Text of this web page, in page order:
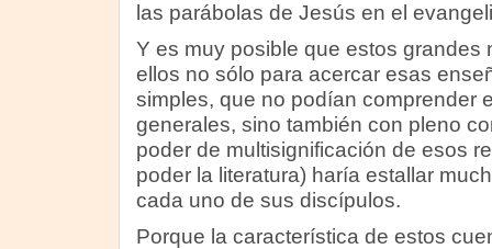
las parábolas de Jesús en el
Y es muy posible que estos grandes
ellos no sólo para acercar esas
simples, que no podían comprender
generales, sino también con pleno
poder de multisignificación de esos
poder la literatura) haría estallar
cada uno de sus discípulos.
Porque la característica de estos